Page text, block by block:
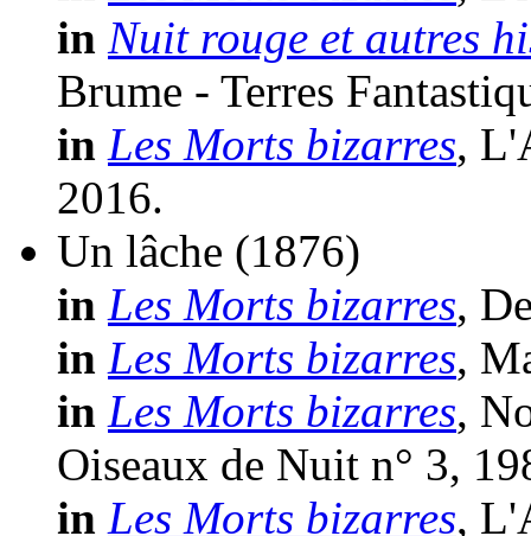
in Nuit rouge et autres
Brume - Terres
in Les Morts bizarres,
2016.
Un lâche (1876)
in Les Morts bizarres,
in Les Morts bizarres,
in Les Morts bizarres,
Oiseaux de Nuit n° 3,
in Les Morts bizarres,